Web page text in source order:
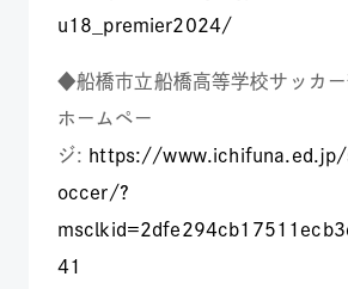
u18_premier2024/
◆船橋市立船橋高等学校サッカ
ホームペー
ジ: https://
occer/?
41